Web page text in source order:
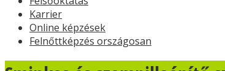
Karrier
Online képzések
Felnőttképzés országosan